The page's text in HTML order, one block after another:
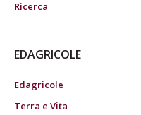
Ricerca
EDAGRICOLE
Edagricole
Terra e Vita